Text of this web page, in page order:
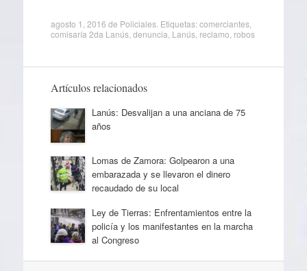
agosto 1, 2016 de Policiales. Etiquetas:comerciantes,
comisaría 2da Lanús, denuncia Lanús, reclamo robos
Artículos relacionados
Lanús: Desvalijan a una anciana de 75
años
Lomas de Zamora: Golpearon a una
embarazada y se llevaron el dinero
recaudado de su local
Ley de Tierras: Enfrentamientos entre la
policía y los manifestantes en la marcha
al Congreso